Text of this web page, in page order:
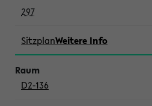
297
SitzplanWeitere Info
D2-136